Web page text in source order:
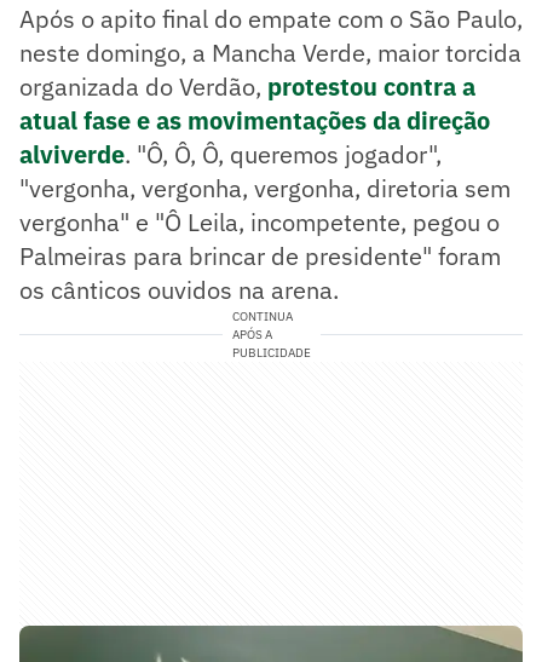
Após o apito final do empate com o São Paulo,
neste domingo, a Mancha Verde, maior torcida
organizada do Verdão, protestou contra a
atual fase e as movimentações da direção
alviverde. "Ô, Ô, Ô, queremos jogador",
"vergonha, vergonha, vergonha, diretoria sem
vergonha" e "Ô Leila, incompetente, pegou o
Palmeiras para brincar de presidente" foram
os cânticos ouvidos na arena.
CONTINUA
APÓS A
PUBLICIDADE